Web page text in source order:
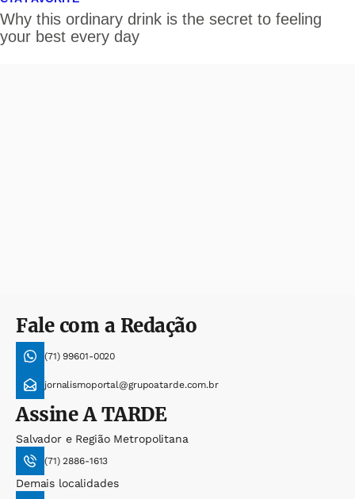
Fale com a Redação
(71) 99601-0020
jornalismoportal@grupoatarde.com.br
AssineA TARDE
Salvador e Região Metropolitana
(71) 2886-1613
Demais localidades